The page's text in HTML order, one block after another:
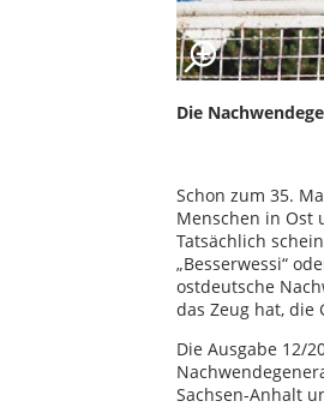
Die
Schon zum 35.
Menschen in Ost
Tatsächlich
„Besserwessi“
ostdeutsche
das Zeug hat, die
Die Ausgabe 12/
Sachsen-Anhalt